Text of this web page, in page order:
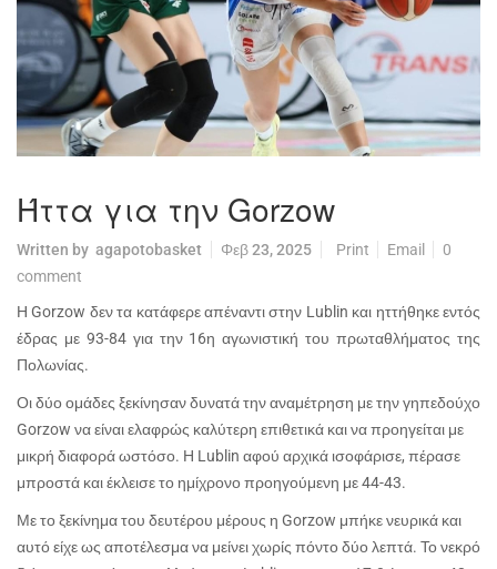
Ήττα για την Gorzow
Written by agapotobasket Φεβ 23, 2025 Print Email
0
comment
Η Gorzow δεν τα κατάφερε απέναντι στην Lublin και ηττήθηκε εντός
έδρας με 93-84 για την 16η αγωνιστική του πρωταθλήματος της
Πολωνίας.
Οι δύο ομάδες ξεκίνησαν δυνατά την αναμέτρηση με την γηπεδούχο
Gorzow να είναι ελαφρώς καλύτερη επιθετικά και να προηγείται με
μικρή διαφορά ωστόσο. Η Lublin αφού αρχικά ισοφάρισε, πέρασε
μπροστά και έκλεισε το ημίχρονο προηγούμενη με 44-43.
Με το ξεκίνημα του δευτέρου μέρους η Gorzow μπήκε νευρικά και
αυτό είχε ως αποτέλεσμα να μείνει χωρίς πόντο δύο λεπτά. Το νεκρό